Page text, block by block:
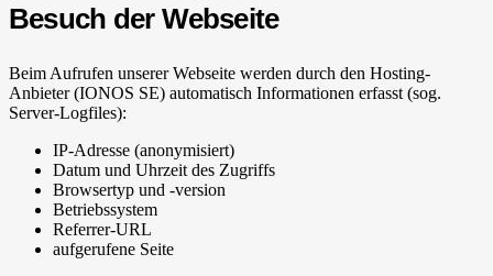
Besuch der Webseite
Beim Aufrufen unserer Webseite werden durch den Hosting-
Anbieter (IONOS SE) automatisch Informationen erfasst (sog.
Server-Logfiles):
IP-Adresse (anonymisiert)
Datum und Uhrzeit des Zugriffs
Browsertyp und -version
Betriebssystem
Referrer-URL
aufgerufene Seite